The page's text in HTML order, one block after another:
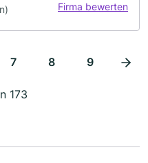
Firma bewerten
7 8 9
173